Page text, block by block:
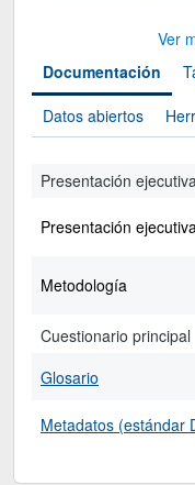
Ver
Documentación
Datos abiertos
Presentación
Presentación
Metodología
Cuestionario principal
Glosario
Metadatos (estándar